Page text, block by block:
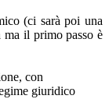
(ci sarà poi una
ma il primo passo è
con
giuridico